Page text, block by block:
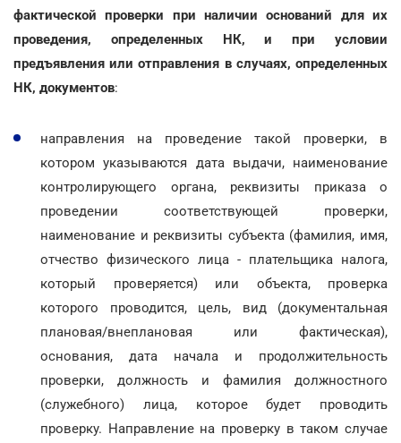
фактической проверки при наличии оснований для их
проведения, определенных НК, и при условии
предъявления или отправления в случаях, определенных
НК, документов:
направления на проведение такой проверки, в
котором указываются дата выдачи, наименование
контролирующего органа, реквизиты приказа о
проведении соответствующей проверки,
наименование и реквизиты субъекта (фамилия, имя,
отчество физического лица - плательщика налога,
который проверяется) или объекта, проверка
которого проводится, цель, вид (документальная
плановая/внеплановая или фактическая),
основания, дата начала и продолжительность
проверки, должность и фамилия должностного
(служебного) лица, которое будет проводить
проверку. Направление на проверку в таком случае